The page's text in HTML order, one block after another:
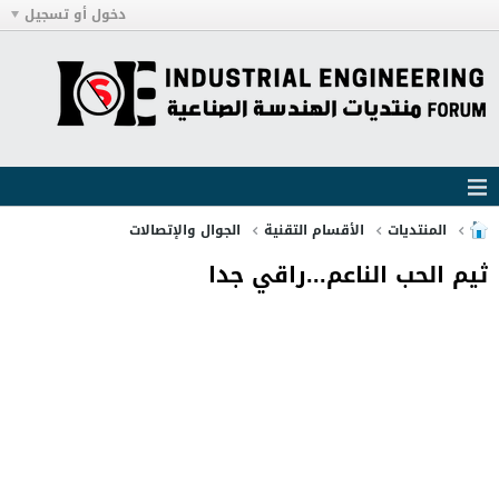
دخول أو تسجيل
المنتديات الأقسام التقنية الجوال والإتصالات
ثيم الحب الناعم...راقي جدا